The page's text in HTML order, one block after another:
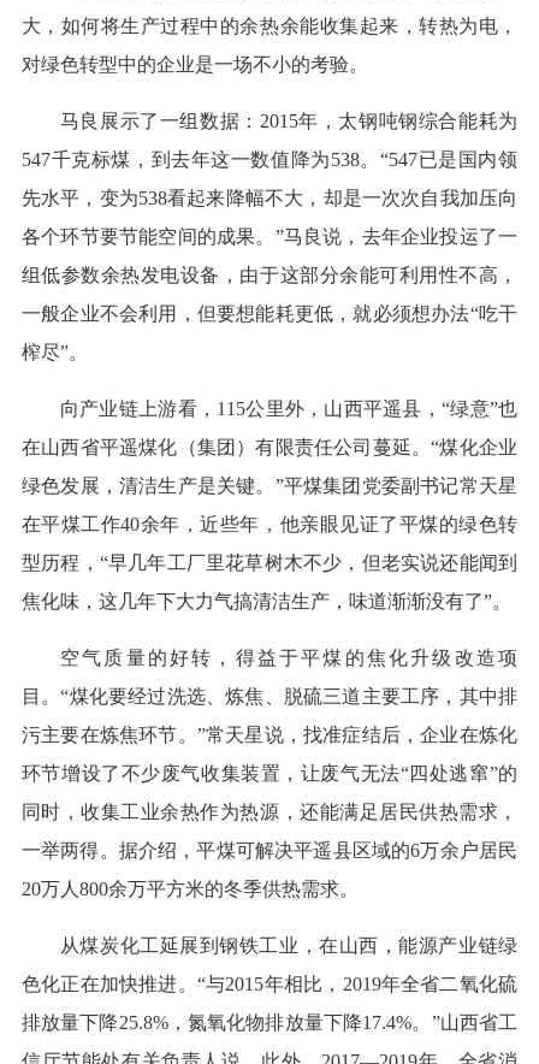
大，如何将生产过程中的余热余能收集起来，转热为电，
对绿色转型中的企业是一场不小的考验。
马良展示了一组数据：2015年，太钢吨钢综合能耗为
547千克标煤，到去年这一数值降为538。“547已是国内领
先水平，变为538看起来降幅不大，却是一次次自我加压向
各个环节要节能空间的成果。”马良说，去年企业投运了一
组低参数余热发电设备，由于这部分余能可利用性不高，
一般企业不会利用，但要想能耗更低，就必须想办法“吃干
榨尽”。
向产业链上游看，115公里外，山西平遥县，“绿意”也
在山西省平遥煤化（集团）有限责任公司蔓延。“煤化企业
绿色发展，清洁生产是关键。”平煤集团党委副书记常天星
在平煤工作40余年，近些年，他亲眼见证了平煤的绿色转
型历程，“早几年工厂里花草树木不少，但老实说还能闻到
焦化味，这几年下大力气搞清洁生产，味道渐渐没有了”。
空气质量的好转，得益于平煤的焦化升级改造项
目。“煤化要经过洗选、炼焦、脱硫三道主要工序，其中排
污主要在炼焦环节。”常天星说，找准症结后，企业在炼化
环节增设了不少废气收集装置，让废气无法“四处逃窜”的
同时，收集工业余热作为热源，还能满足居民供热需求，
一举两得。据介绍，平煤可解决平遥县区域的6万余户居民
20万人800余万平方米的冬季供热需求。
从煤炭化工延展到钢铁工业，在山西，能源产业链绿
色化正在加快推进。“与2015年相比，2019年全省二氧化硫
排放量下降25.8%，氮氧化物排放量下降17.4%。”山西省工